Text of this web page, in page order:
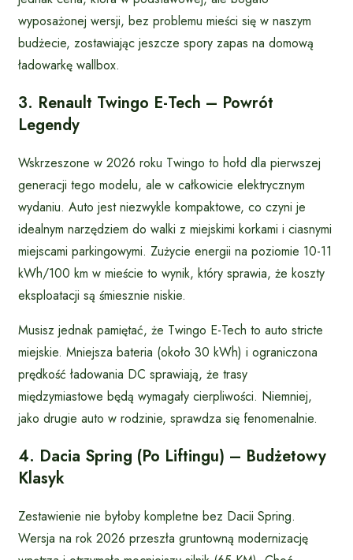
wyposażonej wersji, bez problemu mieści się w naszym
budżecie, zostawiając jeszcze spory zapas na domową
ładowarkę wallbox.
3. Renault Twingo E-Tech – Powrót
Legendy
Wskrzeszone w 2026 roku Twingo to hołd dla pierwszej
generacji tego modelu, ale w całkowicie elektrycznym
wydaniu. Auto jest niezwykle kompaktowe, co czyni je
idealnym narzędziem do walki z miejskimi korkami i ciasnymi
miejscami parkingowymi. Zużycie energii na poziomie 10-11
kWh/100 km w mieście to wynik, który sprawia, że koszty
eksploatacji są śmiesznie niskie.
Musisz jednak pamiętać, że Twingo E-Tech to auto stricte
miejskie. Mniejsza bateria (około 30 kWh) i ograniczona
prędkość ładowania DC sprawiają, że trasy
międzymiastowe będą wymagały cierpliwości. Niemniej,
jako drugie auto w rodzinie, sprawdza się fenomenalnie.
4. Dacia Spring (po Liftingu) – Budżetowy
Klasyk
Zestawienie nie byłoby kompletne bez Dacii Spring.
Wersja na rok 2026 przeszła gruntowną modernizację